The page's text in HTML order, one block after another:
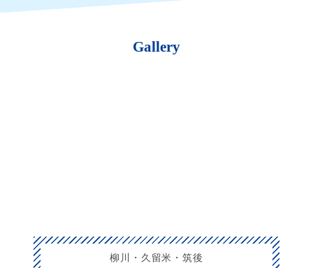
Gallery
柳川・久留米・筑後